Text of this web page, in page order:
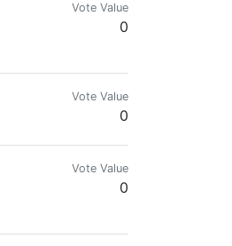
Vote Value
0
Vote Value
0
Vote Value
0